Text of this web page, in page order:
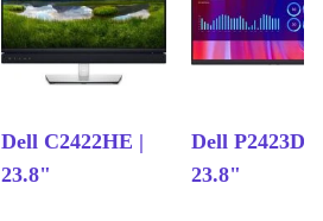
Dell C2422HE |
23.8"
Dell P2423DE
23.8"